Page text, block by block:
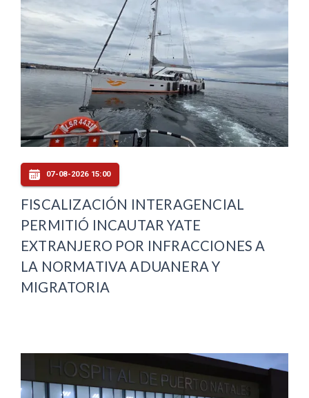
07-08-2026 15:00
FISCALIZACIÓN INTERAGENCIAL
PERMITIÓ INCAUTAR YATE
EXTRANJERO POR INFRACCIONES A
LA NORMATIVA ADUANERA Y
MIGRATORIA